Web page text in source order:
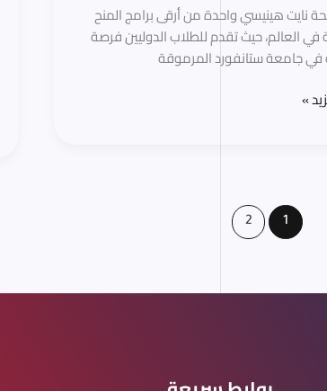
نايت هينيسي واحدة من أرقى برامج المنح
في العالم، حيث تقدم للطلاب الدوليين فرصة
في جامعة ستانفورد المرموقة
»
1
2